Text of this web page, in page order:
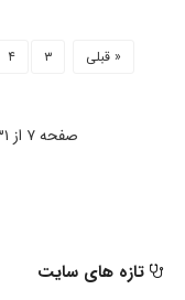
« قبلی ۳ ۴
صفحه ۷ از ۱۳۱, در حال نمایش ۱۰ آیتم از ۱٬۳۰۸
تازه های سایت